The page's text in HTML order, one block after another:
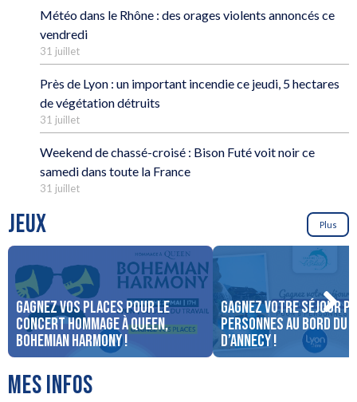
Météo dans le Rhône : des orages violents annoncés ce
vendredi
31 juillet
Près de Lyon : un important incendie ce jeudi, 5 hectares
de végétation détruits
31 juillet
Weekend de chassé-croisé : Bison Futé voit noir ce
samedi dans toute la France
31 juillet
JEUX Plus
Gagnez vos places pour le
concert Hommage à Queen,
Bohemian Harmony !
Gagnez votre séjour
personnes au bord du
d’Annecy !
MES INFOS